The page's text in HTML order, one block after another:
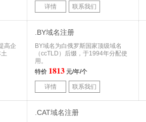
详情 联系我们
高企
.BY域名注册
BY域名为白俄罗斯国家顶级域名
（ccTLD）后缀，于1994年分配使
用。
特价 1813 元/年/个
详情 联系我们
.CAT域名注册